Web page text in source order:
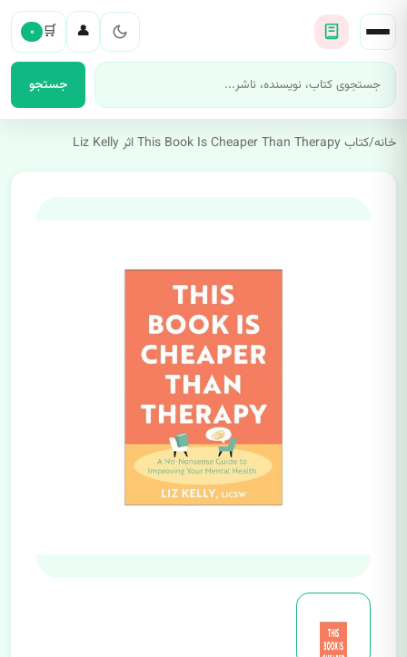
جستجو
👤
🛒 ۰
خانه/کتاب This Book Is Cheaper Than Therapy اثر Liz Kelly